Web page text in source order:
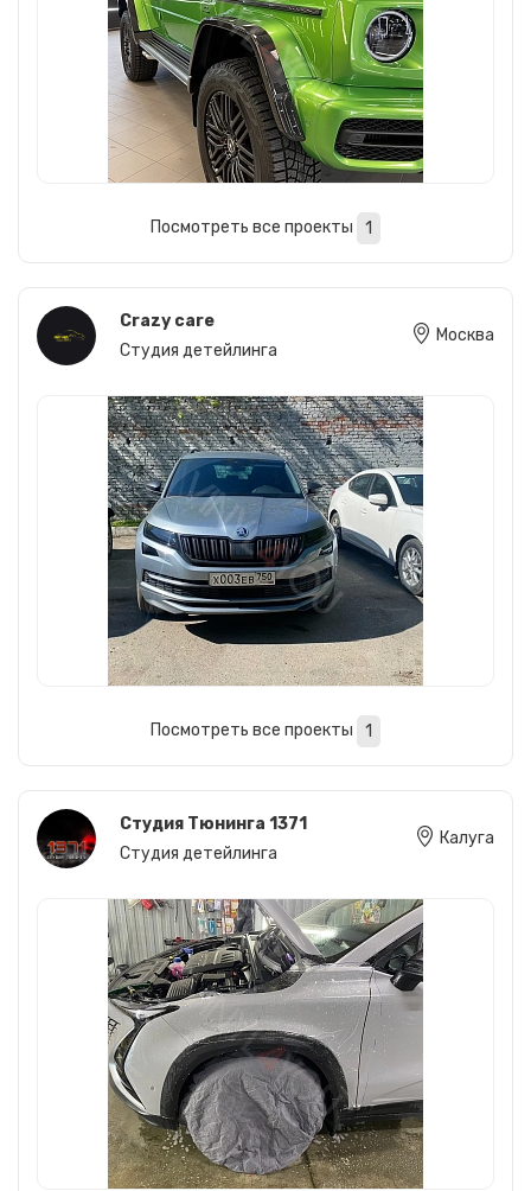
Посмотреть все проекты 1
Crazy care
Студия детейлинга
Москва
Посмотреть все проекты 1
Студия Тюнинга 1371
Студия детейлинга
Калуга